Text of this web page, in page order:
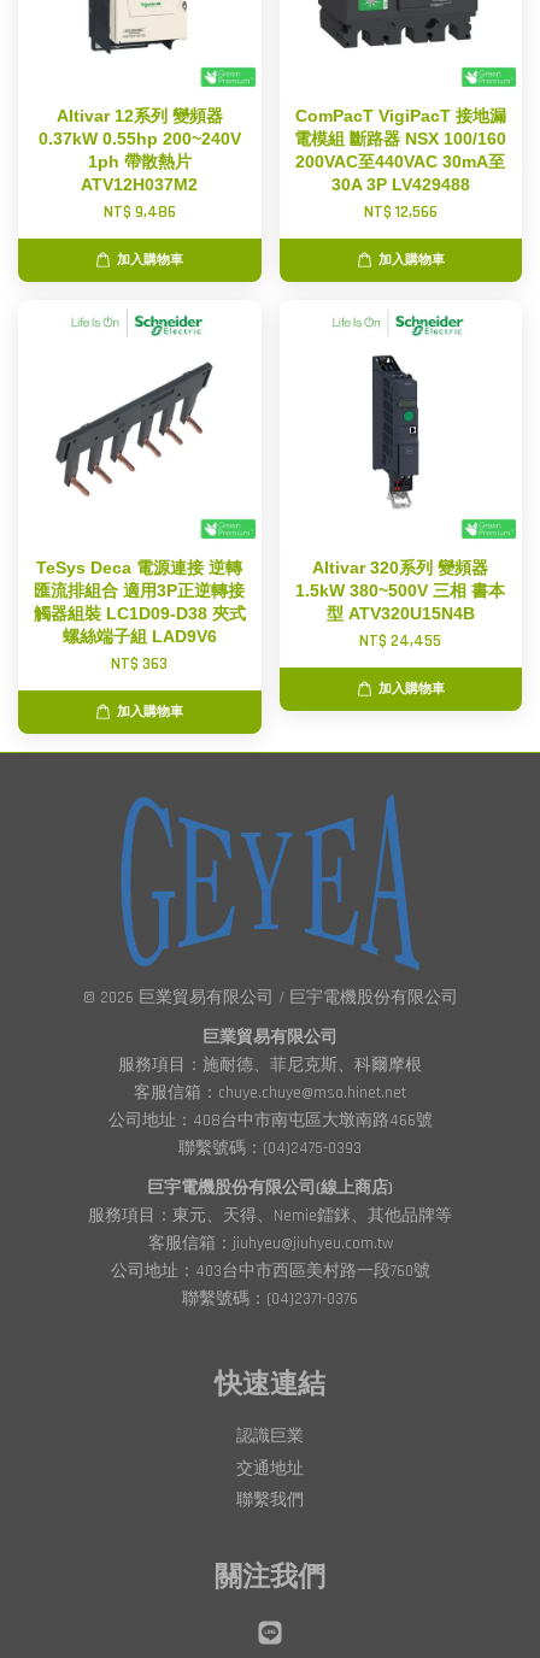
Altivar 12系列 變頻器
0.37kW 0.55hp 200~240V
1ph 帶散熱片
ATV12H037M2
NT$ 9,486
加入購物車
ComPacT VigiPacT 接地漏
電模組 斷路器 NSX 100/160
200VAC至440VAC 30mA至
30A 3P LV429488
NT$ 12,566
加入購物車
TeSys Deca 電源連接 逆轉
匯流排組合 適用3P正逆轉接
觸器組裝 LC1D09-D38 夾式
螺絲端子組 LAD9V6
NT$ 363
加入購物車
Altivar 320系列 變頻器
1.5kW 380~500V 三相 書本
型 ATV320U15N4B
NT$ 24,455
加入購物車
© 2026 巨業貿易有限公司 / 巨宇電機股份有限公司
巨業貿易有限公司
服務項目：施耐德、菲尼克斯、科爾摩根
客服信箱：chuye.chuye@msa.hinet.net
公司地址：408台中市南屯區大墩南路466號
聯繫號碼：(04)2475-0393
巨宇電機股份有限公司(線上商店)
服務項目：東元、天得、Nemie鐳銤、其他品牌等
客服信箱：jiuhyeu@jiuhyeu.com.tw
公司地址：403台中市西區美村路一段760號
聯繫號碼：(04)2371-0376
快速連結
認識巨業
交通地址
聯繫我們
關注我們